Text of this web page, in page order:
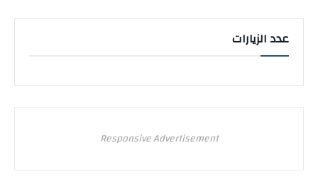
عدد الزيارات
Responsive Advertisement